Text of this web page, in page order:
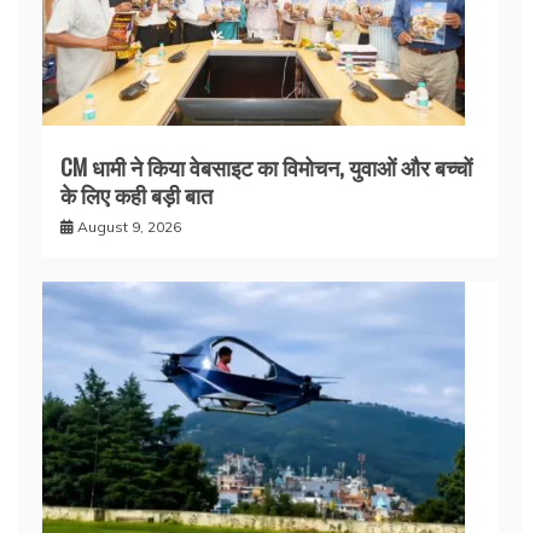
CM धामी ने किया वेबसाइट का विमोचन, युवाओं और बच्चों
के लिए कही बड़ी बात
August 9, 2026